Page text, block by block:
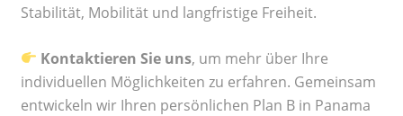
Stabilität, Mobilität und langfristige Freiheit.
Kontaktieren Sie uns, um mehr über Ihre
individuellen Möglichkeiten zu erfahren. Gemeinsam
entwickeln wir Ihren persönlichen Plan B in Panama